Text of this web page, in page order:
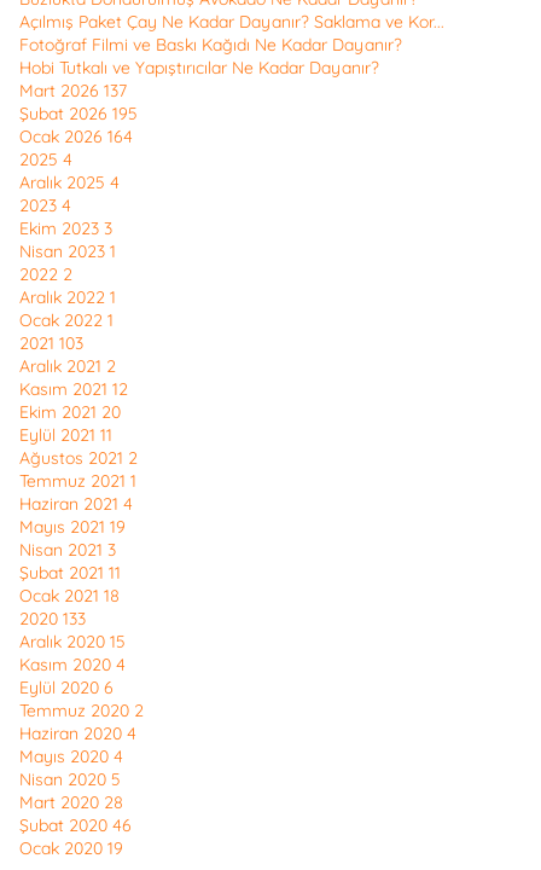
Açılmış Paket Çay Ne Kadar Dayanır? Saklama ve Kor...
Fotoğraf Filmi ve Baskı Kağıdı Ne Kadar Dayanır?
Hobi Tutkalı ve Yapıştırıcılar Ne Kadar Dayanır?
Mart 2026 137
Şubat 2026 195
Ocak 2026 164
2025 4
Aralık 2025 4
2023 4
Ekim 2023 3
Nisan 2023 1
2022 2
Aralık 2022 1
Ocak 2022 1
2021 103
Aralık 2021 2
Kasım 2021 12
Ekim 2021 20
Eylül 2021 11
Ağustos 2021 2
Temmuz 2021 1
Haziran 2021 4
Mayıs 2021 19
Nisan 2021 3
Şubat 2021 11
Ocak 2021 18
2020 133
Aralık 2020 15
Kasım 2020 4
Eylül 2020 6
Temmuz 2020 2
Haziran 2020 4
Mayıs 2020 4
Nisan 2020 5
Mart 2020 28
Şubat 2020 46
Ocak 2020 19